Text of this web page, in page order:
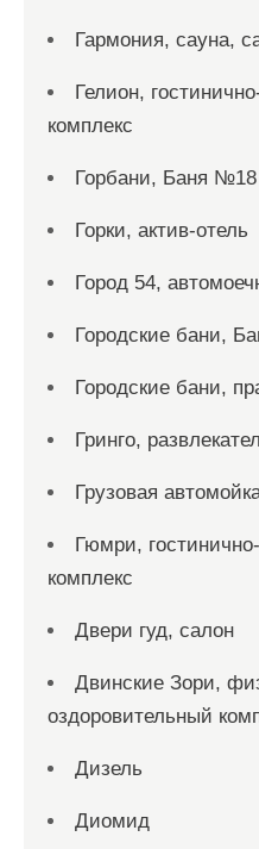
Гармония, сауна,
Гелион,
комплекс
Горбани, Баня №18
Горки, актив-отель
Город 54,
Городские бани,
Городские бани,
Гринго,
Грузовая
Гюмри,
комплекс
Двери гуд, салон
Двинские Зори,
оздоровительный
Дизель
Диомид